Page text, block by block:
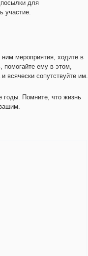
для
участие.
мероприятия, ходите в
помогайте ему в этом,
всячески сопутствуйте им.
годы. Помните, что жизнь